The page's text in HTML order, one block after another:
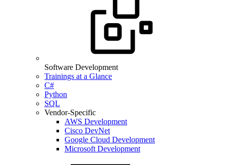
Software Development
Trainings at a Glance
C#
Python
SQL
Vendor-Specific
AWS Development
Cisco DevNet
Google Cloud Development
Microsoft Development